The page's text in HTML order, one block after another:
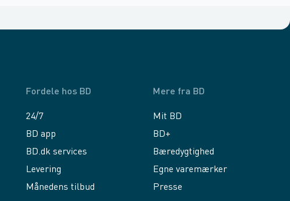
Fordele hos BD
24/7
BD app
BD.dk services
Levering
Månedens tilbud
Mere fra BD
Mit BD
BD+
Bæredygtighed
Egne varemærker
Presse